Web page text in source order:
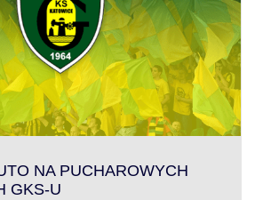
NA PUCHAROWYCH
GKS-U